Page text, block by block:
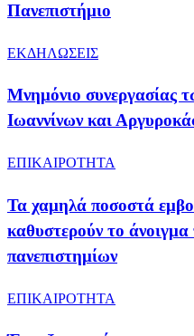
Πανεπιστήμιο
ΕΚΔΗΛΩΣΕΙΣ
Μνημόνιο συνεργασίας
Ιωαννίνων και
ΕΠΙΚΑΙΡΟΤΗΤΑ
Τα χαμηλά ποσοστά
καθυστερούν το
πανεπιστημίων
ΕΠΙΚΑΙΡΟΤΗΤΑ